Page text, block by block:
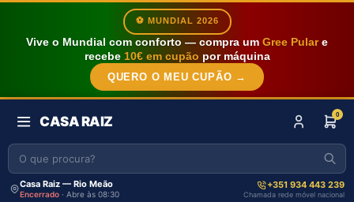
⚽ MUNDIAL 2026
Vive o Mundial com conforto — compra um Gree Pulare
recebe 10€ em cupão por máquina
QUERO O MEU CUPÃO →
CASA RAIZ 0
Casa Raiz — Rio Meão
Encerrado · Abre às 08:30
+351 934 443 239
Chamada rede móvel nacional